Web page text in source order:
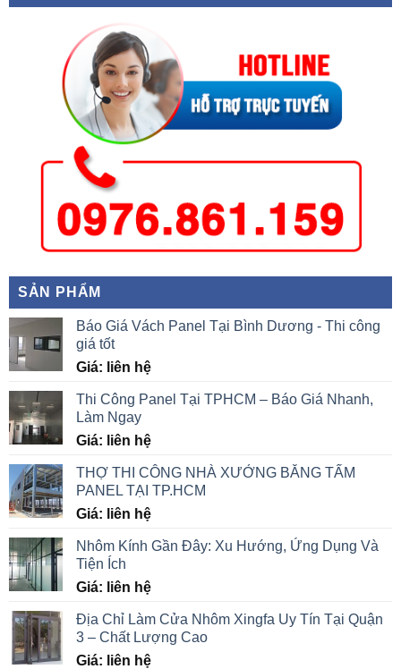
SẢN PHẨM
Báo Giá Vách Panel Tại Bình Dương - Thi công
giá tốt
Giá: liên hệ
Thi Công Panel Tại TPHCM – Báo Giá Nhanh,
Làm Ngay
Giá: liên hệ
THỢ THI CÔNG NHÀ XƯỞNG BẰNG TẤM
PANEL TẠI TP.HCM
Giá: liên hệ
Nhôm Kính Gần Đây: Xu Hướng, Ứng Dụng Và
Tiện Ích
Giá: liên hệ
Địa Chỉ Làm Cửa Nhôm Xingfa Uy Tín Tại Quận
3 – Chất Lượng Cao
Giá: liên hệ